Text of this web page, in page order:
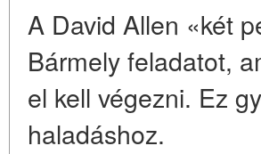
A David Allen «két
Bármely feladatot,
el kell végezni. Ez
haladáshoz.